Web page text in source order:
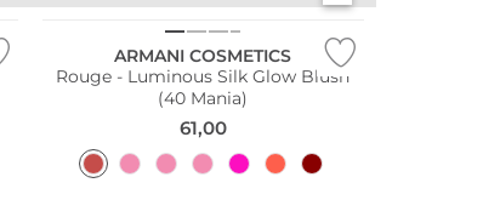
SANTORINI
PARIS
ARMANI COSMETICS
Rouge - Luminous Silk Glow Blush
(40 Mania)
61,00